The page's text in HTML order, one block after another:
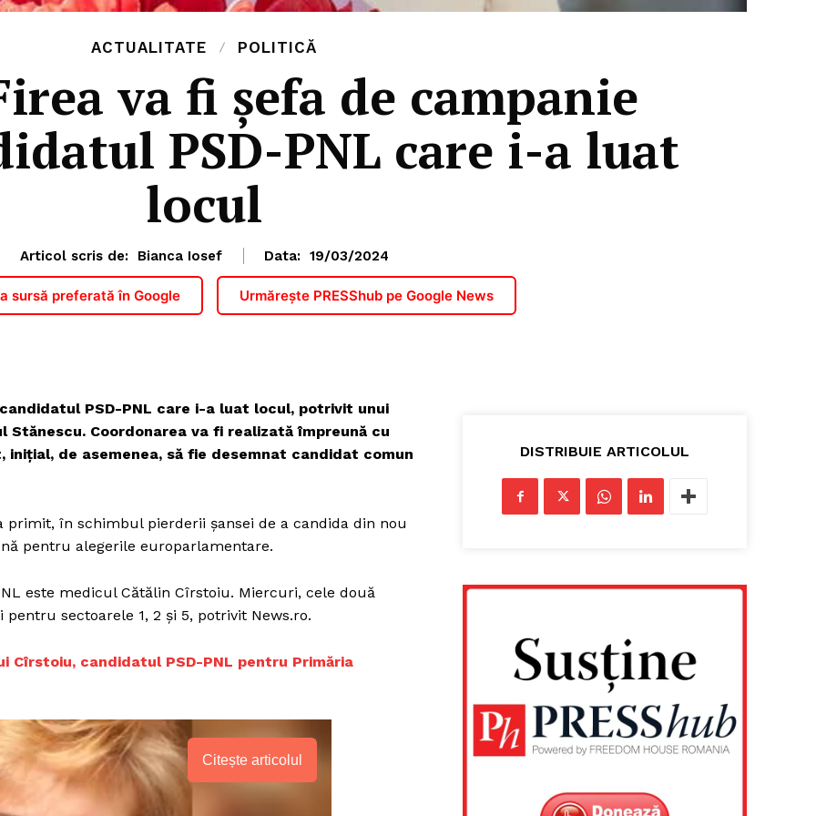
ACTUALITATE POLITICĂ
va fi șefa de campanie
PSD-PNL care i-a luat
locul
Articol scris de: Bianca Iosef Data: 19/03/2024
sursă preferată în Google Urmărește PRESShub pe Google News
PSD-PNL care i-a luat locul, potrivit unui
Coordonarea va fi realizată împreună cu
de asemenea, să fie desemnat candidat comun
primit, în schimbul pierderii șansei de a candida din nou
pentru alegerile europarlamentare.
este medicul Cătălin Cîrstoiu. Miercuri, cele două
sectoarele 1, 2 și 5, potrivit News.ro.
candidatul PSD-PNL pentru Primăria
Citește articolul
DISTRIBUIE ARTICOLUL